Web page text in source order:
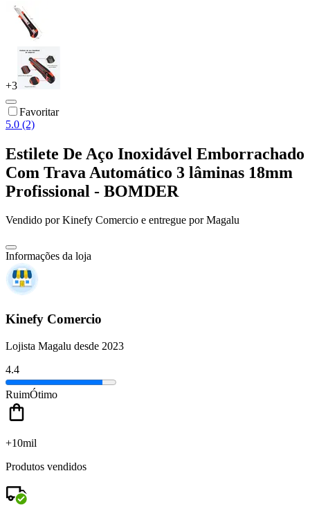
+3
Favoritar
5.0 (2)
Estilete De Aço Inoxidável Emborrachado
Com Trava Automático 3 lâminas 18mm
Profissional - BOMDER
Vendido porKinefy Comercio e entregue por Magalu
Informações da loja
Kinefy Comercio
Lojista Magalu desde 2023
4.4
RuimÓtimo
+10mil
Produtos vendidos